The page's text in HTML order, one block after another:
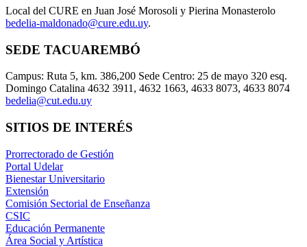
Local del CURE en Juan José Morosoli y Pierina Monasterolo
bedelia-maldonado@cure.edu.uy.
SEDE TACUAREMBÓ
Campus: Ruta 5, km. 386,200 Sede Centro: 25 de mayo 320 esq.
Domingo Catalina 4632 3911, 4632 1663, 4633 8073, 4633 8074
bedelia@cut.edu.uy
SITIOS DE INTERÉS
Prorrectorado de Gestión
Portal Udelar
Bienestar Universitario
Extensión
Comisión Sectorial de Enseñanza
CSIC
Educación Permanente
Área Social y Artística